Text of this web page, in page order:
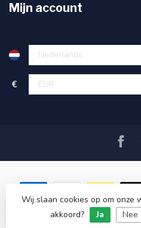
Mijn account
€
© Copyright 2026 SAIL360
Wij slaan cookies op om onze
akkoord?
Ja Nee